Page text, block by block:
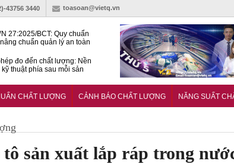
43756 3440 toasoan@vietq.vn
27:2025/BCT: Quy chuẩn
chuẩn quản lý an toàn
đo đến chất lượng: Nền
kỹ thuật phía sau mỗi sản
hoạch đô thị tri thức tại
CHẤT LƯỢNG CẢNH BÁO CHẤT LƯỢNG NĂNG SUẤT
sản xuất lắp ráp trong